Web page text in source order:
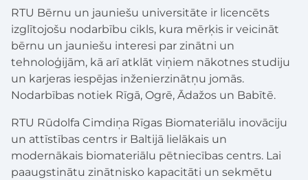
RTU Bērnu un jauniešu universitāte ir licencēts
izglītojošu nodarbību cikls, kura mērķis ir veicināt
bērnu un jauniešu interesi par zinātni un
tehnoloģijām, kā arī atklāt viņiem nākotnes studiju
un karjeras iespējas inženierzinātņu jomās.
Nodarbības notiek Rīgā, Ogrē, Ādažos un Babītē.
RTU Rūdolfa Cimdiņa Rīgas Biomateriālu inovāciju
un attīstības centrs ir Baltijā lielākais un
modernākais biomateriālu pētniecības centrs. Lai
paaugstinātu zinātnisko kapacitāti un sekmētu